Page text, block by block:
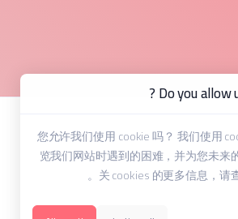
Do you allow
您允许我们使用 cookie 吗？ 我们使用
览我们网站时遇到的困难，并为您未来
关 cookies 的更多信息，请